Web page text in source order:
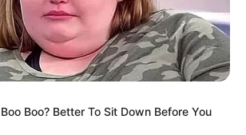
buchen
Boo? Better To Sit Down Before You